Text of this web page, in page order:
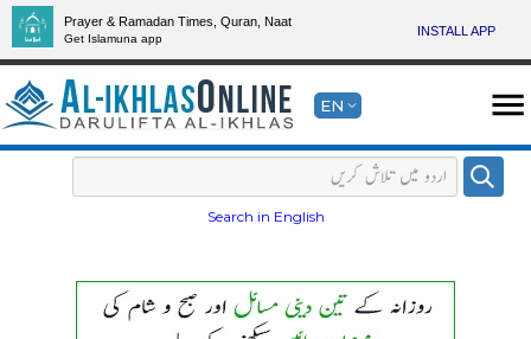
Prayer & Ramadan Times, Quran, Naat
Get Islamuna app
INSTALL APP
EN
Search in English